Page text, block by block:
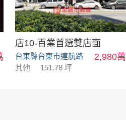
店10-百業首選雙店面
台東縣台東市連航路 2,980萬
其他 151.78 坪